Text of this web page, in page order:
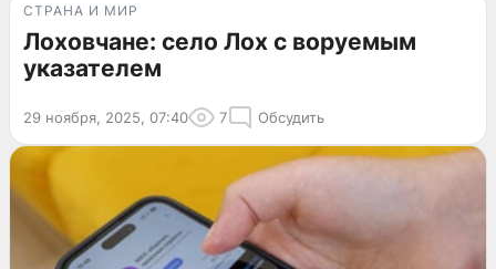
СТРАНА И МИР
Лоховчане: село Лох с воруемым
указателем
29 ноября, 2025, 07:40 7 Обсудить